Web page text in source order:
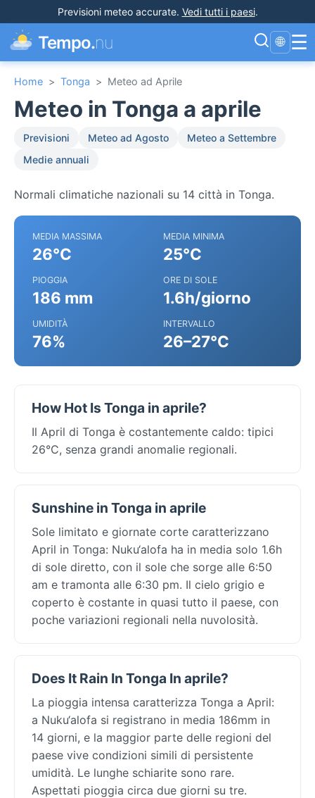
Previsioni meteo accurate. Vedi tutti i paesi.
Tempo.nu 🌐 ☰
Home > Tonga > Meteo ad Aprile
Meteo in Tonga a aprile
Previsioni Meteo ad Agosto
Meteo a Settembre
Medie annuali
Normali climatiche nazionali su 14 città in Tonga.
MEDIA MASSIMA
26°C
MEDIA MINIMA
25°C
PIOGGIA
186 mm
ORE DI SOLE
1.6h/giorno
UMIDITÀ
76%
INTERVALLO
26–27°C
How Hot Is Tonga in aprile?
Il April di Tonga è costantemente caldo: tipici
26°C, senza grandi anomalie regionali.
Sunshine in Tonga in aprile
Sole limitato e giornate corte caratterizzano
April in Tonga: Nuku‘alofa ha in media solo 1.6h
di sole diretto, con il sole che sorge alle 6:50
am e tramonta alle 6:30 pm. Il cielo grigio e
coperto è costante in quasi tutto il paese, con
poche variazioni regionali nella nuvolosità.
Does It Rain In Tonga In aprile?
La pioggia intensa caratterizza Tonga a April:
a Nuku‘alofa si registrano in media 186mm in
14 giorni, e la maggior parte delle regioni del
paese vive condizioni simili di persistente
umidità. Le lunghe schiarite sono rare.
Aspettati pioggia circa due giorni su tre.